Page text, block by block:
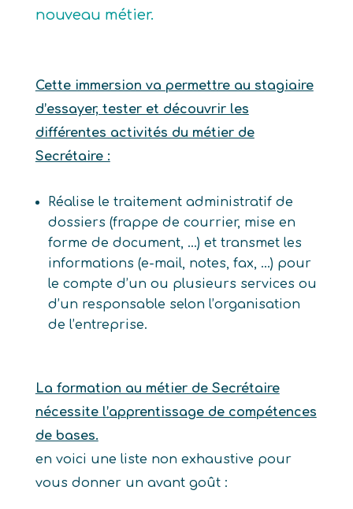
nouveau métier.
Cette immersion va permettre au stagiaire
d’essayer, tester et découvrir les
différentes activités du métier de
Secrétaire :
Réalise le traitement administratif de
dossiers (frappe de courrier, mise en
forme de document, …) et transmet les
informations (e-mail, notes, fax, …) pour
le compte d’un ou plusieurs services ou
d’un responsable selon l’organisation
de l’entreprise.
La formation au métier de Secrétaire
nécessite l’apprentissage de compétences
de bases.
en voici une liste non exhaustive pour
vous donner un avant goût :